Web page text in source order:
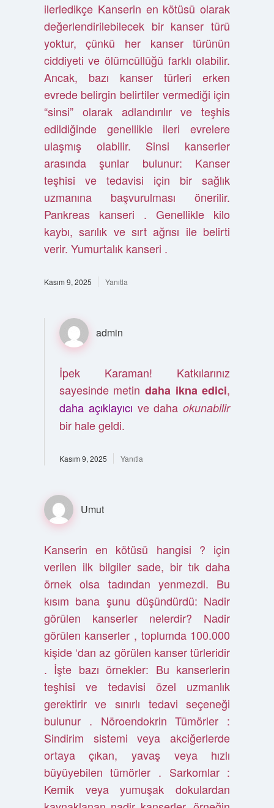
ilerledikçe Kanserin en kötüsü olarak
değerlendirilebilecek bir kanser türü
yoktur, çünkü her kanser türünün
ciddiyeti ve ölümcüllüğü farklı olabilir.
Ancak, bazı kanser türleri erken
evrede belirgin belirtiler vermediği için
“sinsi” olarak adlandırılır ve teşhis
edildiğinde genellikle ileri evrelere
ulaşmış olabilir. Sinsi kanserler
arasında şunlar bulunur: Kanser
teşhisi ve tedavisi için bir sağlık
uzmanına başvurulması önerilir.
Pankreas kanseri . Genellikle kilo
kaybı, sarılık ve sırt ağrısı ile belirti
verir. Yumurtalık kanseri .
Kasım 9, 2025 Yanıtla
admin
İpek Karaman! Katkılarınız
sayesinde metin daha ikna edici,
daha açıklayıcı ve dahaokunabilir
bir hale geldi.
Kasım 9, 2025 Yanıtla
Umut
Kanserin en kötüsü hangisi ? için
verilen ilk bilgiler sade, bir tık daha
örnek olsa tadından yenmezdi. Bu
kısım bana şunu düşündürdü: Nadir
görülen kanserler nelerdir? Nadir
görülen kanserler , toplumda 100.000
kişide ‘dan az görülen kanser türleridir
. İşte bazı örnekler: Bu kanserlerin
teşhisi ve tedavisi özel uzmanlık
gerektirir ve sınırlı tedavi seçeneği
bulunur . Nöroendokrin Tümörler :
Sindirim sistemi veya akciğerlerde
ortaya çıkan, yavaş veya hızlı
büyüyebilen tümörler . Sarkomlar :
Kemik veya yumuşak dokulardan